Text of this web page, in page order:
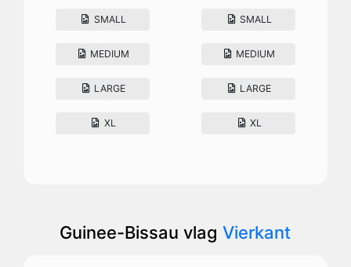
SMALL
MEDIUM
LARGE
XL
SMALL
MEDIUM
LARGE
XL
Guinee-Bissau vlagVierkant